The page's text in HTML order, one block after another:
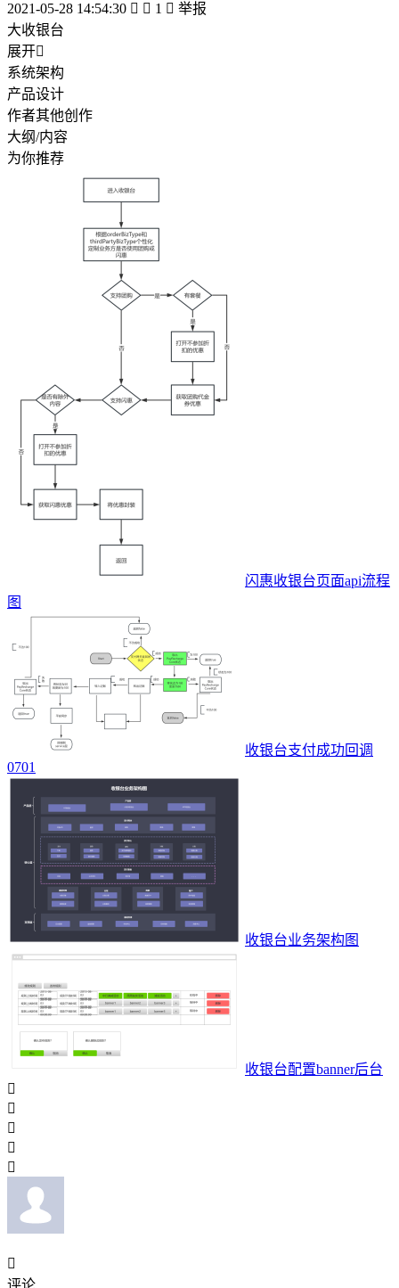
2021-05-28 14:54:30   1  举报
大收银台
展开
系统架构
产品设计
作者其他创作
大纲/内容
为你推荐
闪惠收银台页面api流程
图
收银台支付成功回调
0701
收银台业务架构图
收银台配置banner后台






评论